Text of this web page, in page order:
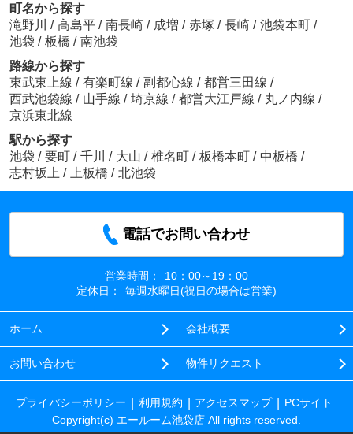
町名から探す
滝野川 / 高島平 / 南長崎 / 成増 / 赤塚 / 長崎 / 池袋本町 /
池袋 / 板橋 / 南池袋
路線から探す
東武東上線 / 有楽町線 / 副都心線 / 都営三田線 /
西武池袋線 / 山手線 / 埼京線 / 都営大江戸線 / 丸ノ内線 /
京浜東北線
駅から探す
池袋 / 要町 / 千川 / 大山 / 椎名町 / 板橋本町 / 中板橋 /
志村坂上 / 上板橋 / 北池袋
電話でお問い合わせ
営業時間：
10：00～19：00
定休日：
毎週水曜日(祝日の場合は営業)
ホーム 会社概要
お問い合わせ 物件リクエスト
プライバシーポリシー 利用規約 アクセスマップ
PCサイト
Copyright(c) エールーム池袋店 All rights reserved.